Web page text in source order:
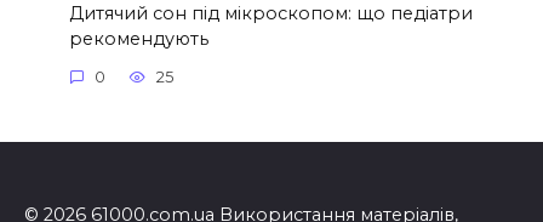
Дитячий сон під мікроскопом: що педіатри
рекомендують
0 25
© 2026 61000.com.ua Використання матеріалів,